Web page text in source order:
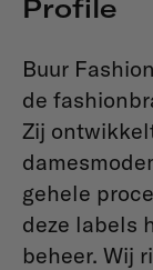
Profile
Buur
de
Zij
gehele
deze labels
beheer. Wij